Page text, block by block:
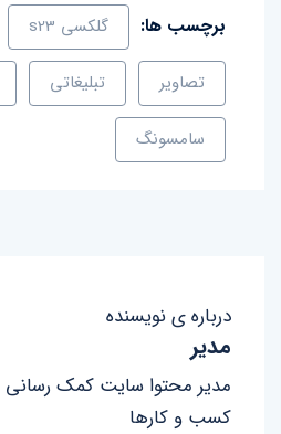
برچسب ها: گلکسی s23
تصاویر تبلیغاتی
سامسونگ
درباره ی نویسنده
مدیر
مدیر محتوا سایت کمک رسانی
کسب و کارها